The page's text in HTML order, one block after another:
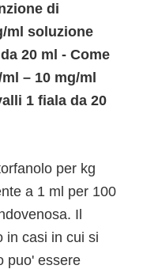
di
ml soluzione
20 ml - Come
– 10 mg/ml
1 fiala da 20
per kg
a 1 ml per 100
Il
in casi in cui si
puo' essere